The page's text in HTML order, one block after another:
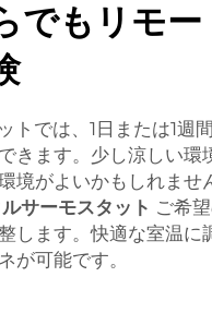
でもリモー
では、1日または1週
きます。少し涼しい環
境がよいかもしれませ
サーモスタット ご希
します。快適な室温に
が可能です。